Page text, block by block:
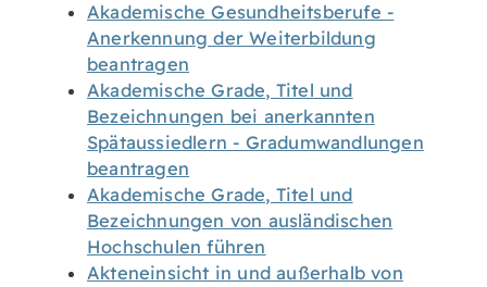
Akademische Gesundheitsberufe -
Anerkennung der Weiterbildung
beantragen
Akademische Grade, Titel und
Bezeichnungen bei anerkannten
Spätaussiedlern - Gradumwandlungen
beantragen
Akademische Grade, Titel und
Bezeichnungen von ausländischen
Hochschulen führen
Akteneinsicht in und außerhalb von